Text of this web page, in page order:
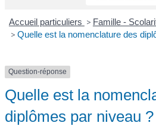
Accueil particuliers > Famille -
> Quelle est la nomenclature des
Question-réponse
Quelle est la
diplômes par niveau ?